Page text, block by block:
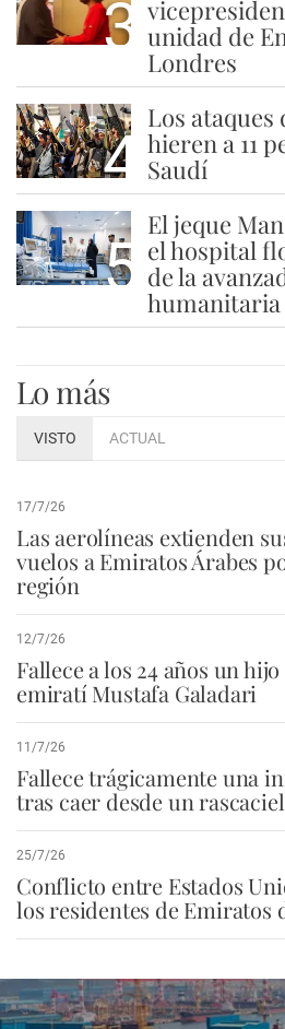
3 unidad de
Londres
4
Los ataques
hieren a 11
Saudí
5
El jeque
el hospital
de la
humanitaria
Lo más
VISTO ACTUAL
17/7/26
Las aerolíneas extienden
vuelos a Emiratos Árabes
región
12/7/26
Fallece a los 24 años un
emiratí Mustafa Galadari
11/7/26
Fallece trágicamente una
tras caer desde un
25/7/26
Conflicto entre Estados
los residentes de Emiratos